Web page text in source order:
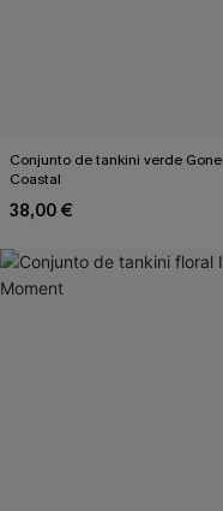
Conjunto de tankini verde Gone
Coastal
38,00 €